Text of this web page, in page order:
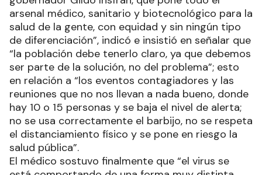
arsenal médico, sanitario y biotecnológico para la
salud de la gente, con equidad y sin ningún tipo
de diferenciación”, indicó e insistió en señalar que
“la población debe tenerlo claro, ya que debemos
ser parte de la solución, no del problema”; esto
en relación a “los eventos contagiadores y las
reuniones que no nos llevan a nada bueno, donde
hay 10 o 15 personas y se baja el nivel de alerta;
no se usa correctamente el barbijo, no se respeta
el distanciamiento físico y se pone en riesgo la
salud pública”.
El médico sostuvo finalmente que “el virus se